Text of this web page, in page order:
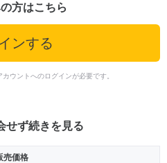
方はこちら
ンする
ウントへのログインが必要です。
せず続きを見る
売価格